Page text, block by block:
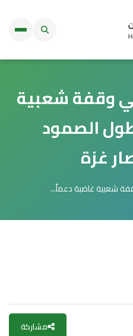
وقفة شعبية
الصمود
غزة
شعبية غاضبة دعماً...
مشاركة